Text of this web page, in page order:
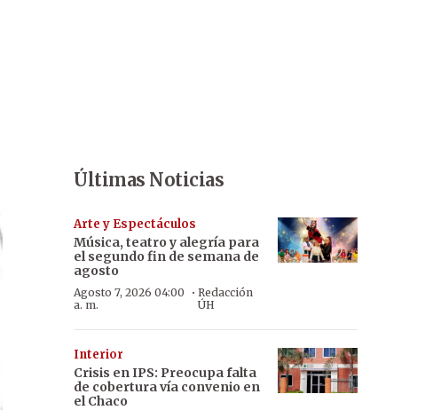
Últimas Noticias
Arte y Espectáculos
Música, teatro y alegría para
el segundo fin de semana de
agosto
Agosto 7, 2026 04:00
a. m.
· Redacción
ÚH
Interior
Crisis en IPS: Preocupa falta
de cobertura vía convenio en
el Chaco